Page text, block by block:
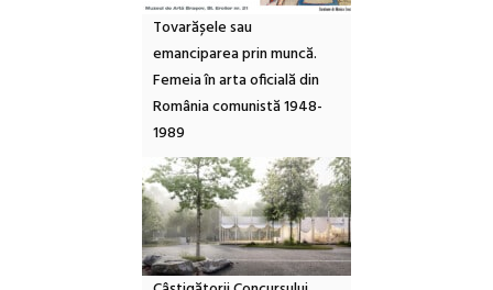
Tovarășele sau
emanciparea prin muncă.
Femeia în arta oficială din
România comunistă 1948-
1989